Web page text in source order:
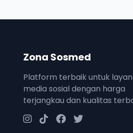
Zona Sosmed
Platform terbaik untuk
media sosial dengan harga
terjangkau dan kualitas